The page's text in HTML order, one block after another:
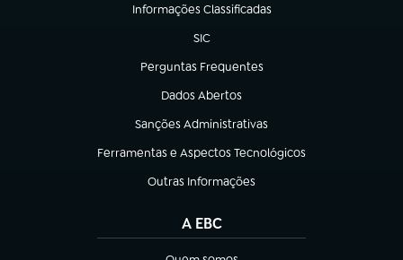
Informações Classificadas
(abre em nova aba)
SIC
(abre em nova aba)
Perguntas Frequentes
(abre em nova aba)
Dados Abertos
(abre em nova aba)
Sanções Administrativas
(abre em nova aba)
Ferramentas e Aspectos Tecnológicos
(abre em nova aba)
Outras Informações
(abre em nova aba)
A EBC